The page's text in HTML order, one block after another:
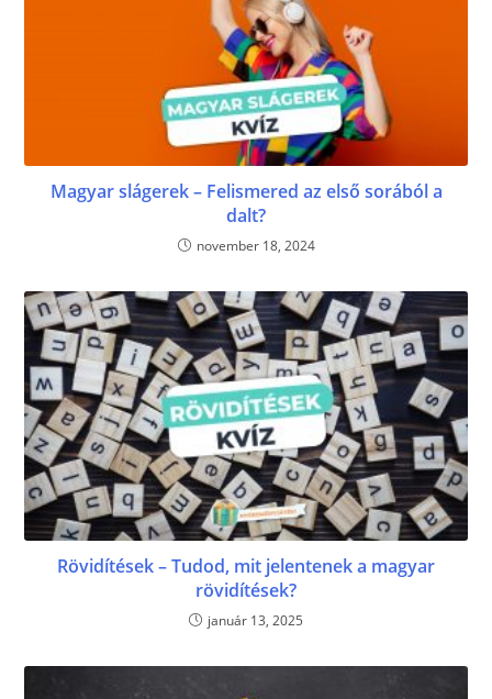
Magyar slágerek – Felismered az első sorából a
dalt?
november 18, 2024
Rövidítések – Tudod, mit jelentenek a magyar
rövidítések?
január 13, 2025